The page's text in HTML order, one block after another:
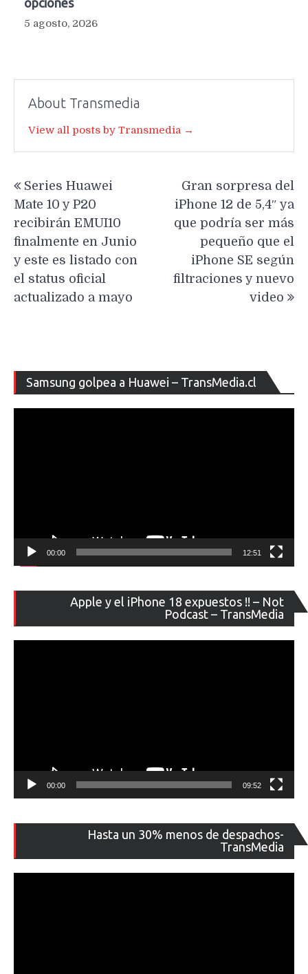
opciones
5 agosto, 2026
About Transmedia
View all posts by Transmedia →
de
entradas
Series Huawei
Mate 10 y P20
recibirán EMUI10
finalmente en Junio
y este es listado con
el status oficial
actualizado a mayo
Gran sorpresa del
iPhone 12 de 5,4″ ya
que podría ser más
pequeño que el
iPhone SE según
filtraciones y nuevo
video
Samsung golpea a Huawei – TransMedia.cl
de
00:00 12:51
Apple y el iPhone 18 expuestos !! – Not
Podcast – TransMedia
de
00:00 09:52
Hasta un 30% menos de despachos-
TransMedia
de